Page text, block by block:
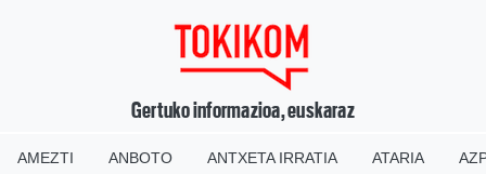
Gertuko informazioa, euskaraz
AMEZTI ANBOTO ANTXETA IRRATIA ATARIA